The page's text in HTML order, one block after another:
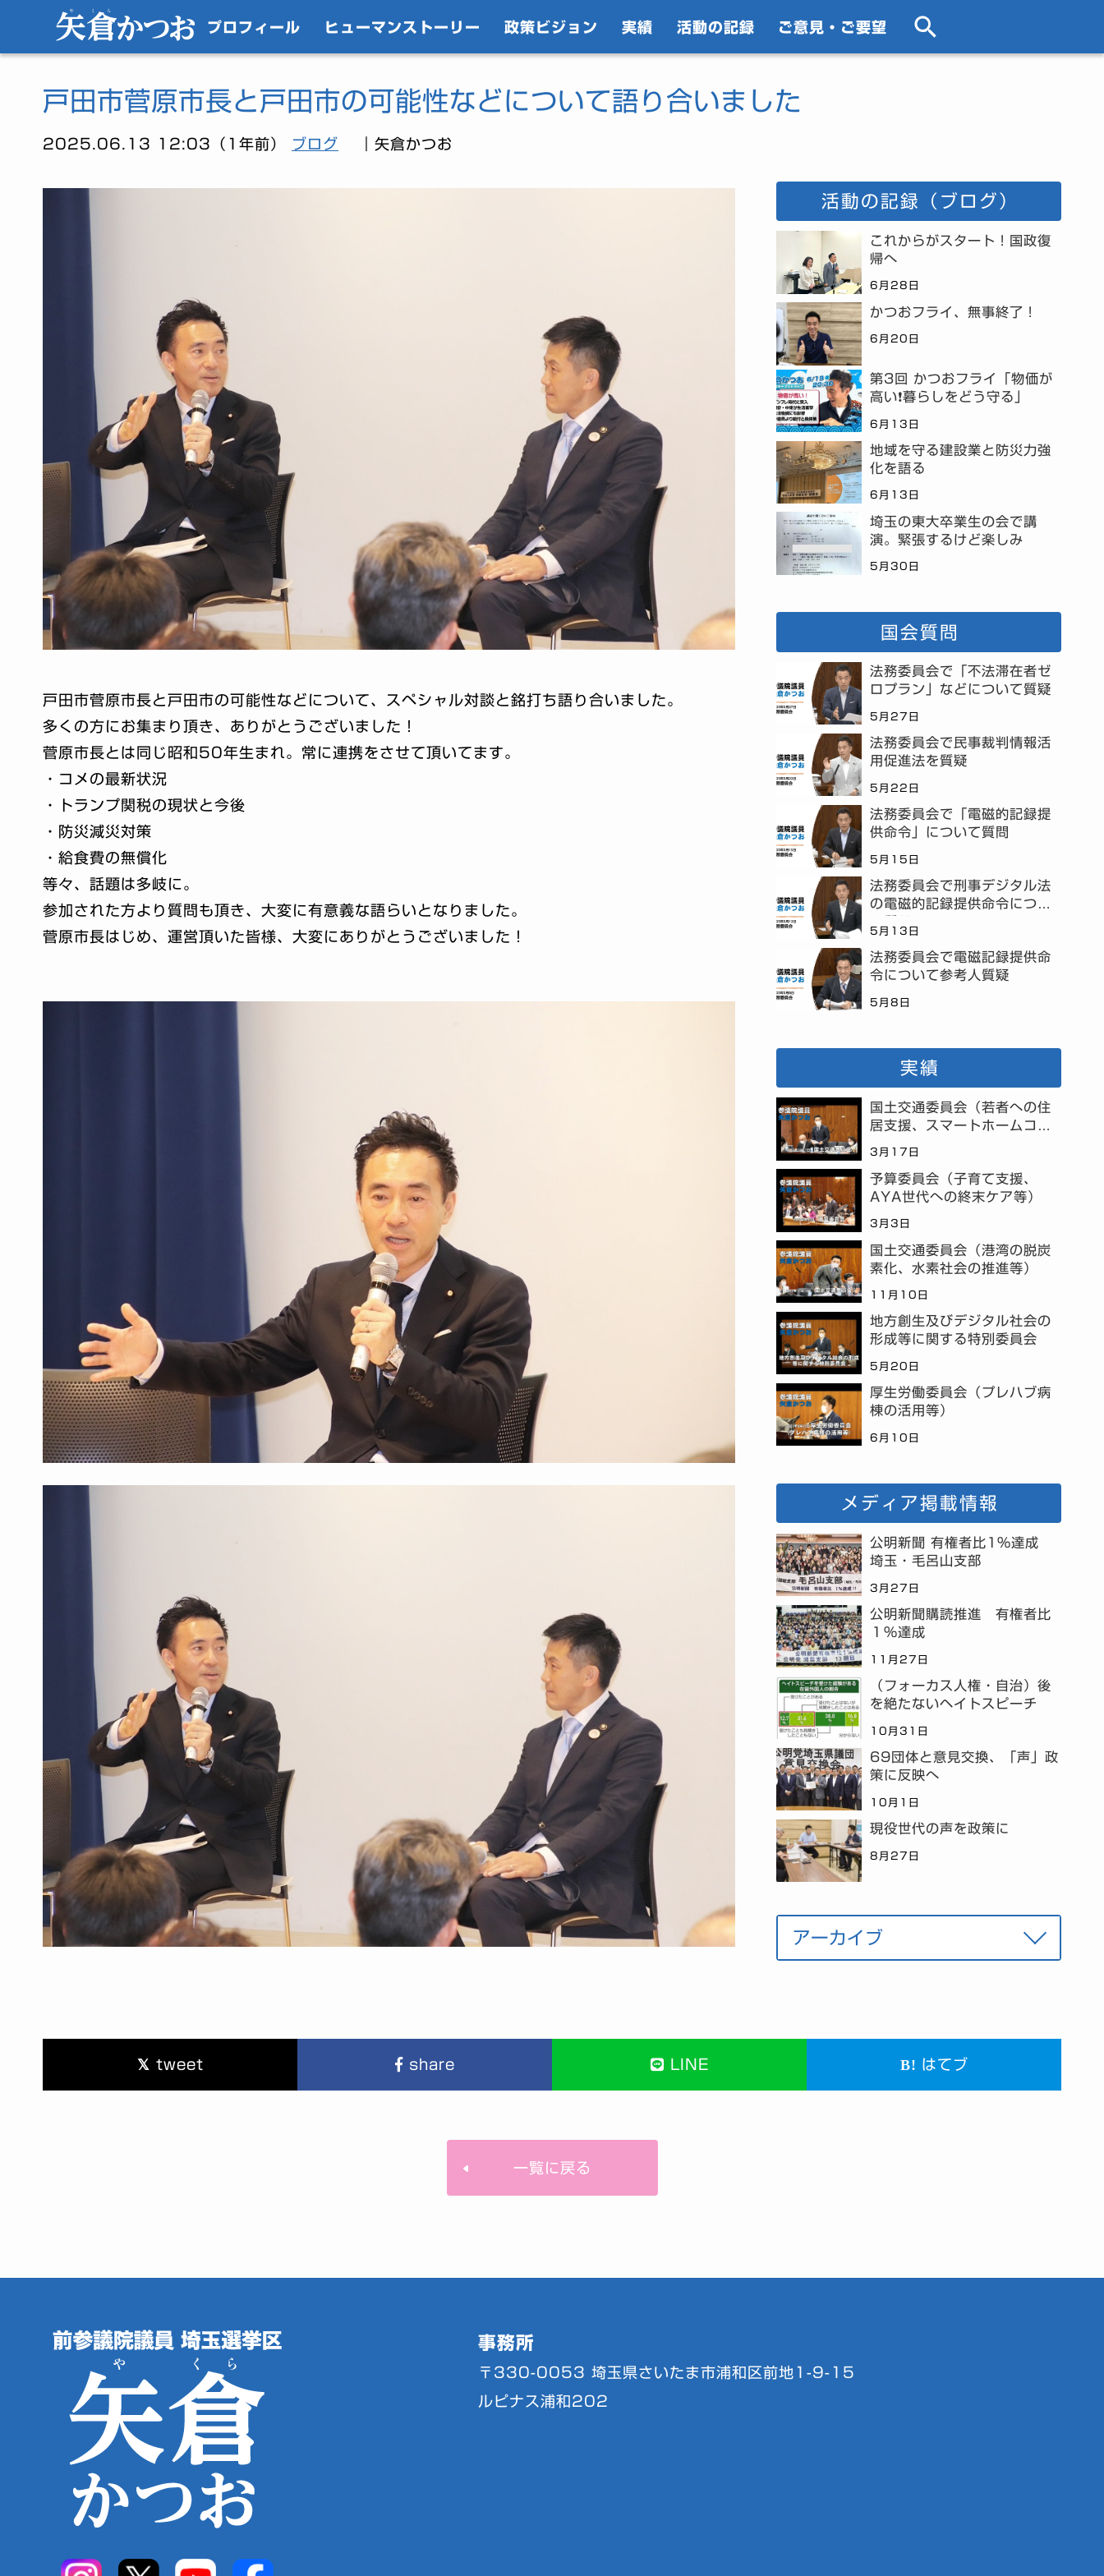
プロフィール ヒューマンストーリー 政策ビジョン 実績 活動の記録 ご意見・ご要望
戸田市菅原市長と戸田市の可能性などについて語り合いました
2025.06.13 12:03（1年前） ブログ ｜矢倉かつお
戸田市菅原市長と戸田市の可能性などについて、スペシャル対談と銘打ち語り合いました。
多くの方にお集まり頂き、ありがとうございました！
菅原市長とは同じ昭和50年生まれ。常に連携をさせて頂いてます。
・コメの最新状況
・トランプ関税の現状と今後
・防災減災対策
・給食費の無償化
等々、話題は多岐に。
参加された方より質問も頂き、大変に有意義な語らいとなりました。
菅原市長はじめ、運営頂いた皆様、大変にありがとうございました！
活動の記録（ブログ）
これからがスタート！国政復
帰へ
6月28日
かつおフライ、無事終了！
6月20日
第3回 かつおフライ「物価が
高い❗暮らしをどう守る」
6月13日
地域を守る建設業と防災力強
化を語る
6月13日
埼玉の東大卒業生の会で講
演。緊張するけど楽しみ
5月30日
国会質問
法務委員会で「不法滞在者ゼ
ロプラン」などについて質疑
5月27日
法務委員会で民事裁判情報活
用促進法を質疑
5月22日
法務委員会で「電磁的記録提
供命令」について質問
5月15日
法務委員会で刑事デジタル法
の電磁的記録提供命令につい
5月13日
法務委員会で電磁記録提供命
令について参考人質疑
5月8日
実績
国土交通委員会（若者への住
居支援、スマートホームコミ
3月17日
予算委員会（子育て支援、
AYA世代への終末ケア等）
3月3日
国土交通委員会（港湾の脱炭
素化、水素社会の推進等）
11月10日
地方創生及びデジタル社会の
形成等に関する特別委員会
5月20日
厚生労働委員会（プレハブ病
棟の活用等）
6月10日
メディア掲載情報
公明新聞 有権者比1%達成
埼玉・毛呂山支部
3月27日
公明新聞購読推進 有権者比
１％達成
11月27日
（フォーカス人権・自治）後
を絶たないヘイトスピーチ
10月31日
69団体と意見交換、「声」政
策に反映へ
10月1日
現役世代の声を政策に
8月27日
tweet share LINE はてブ
一覧に戻る
事務所
〒330-0053埼玉県さいたま市浦和区前地1-9-15
ルピナス浦和202